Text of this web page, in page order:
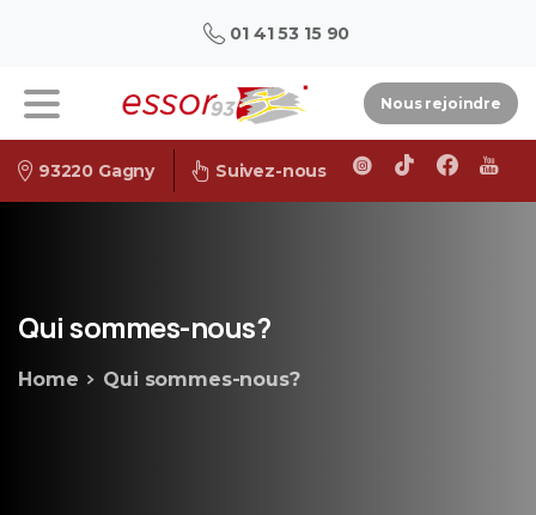
01 41 53 15 90
Nous rejoindre
93220 Gagny Suivez-nous
Quisommes-nous?
Home Qui sommes-nous?